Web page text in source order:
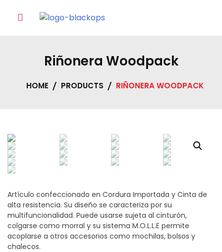
Riñonera Woodpack
HOME PRODUCTS RIÑONERA WOODPACK
Artículo confeccionado en Cordura Importada y Cinta de
alta resistencia. Su diseño se caracteriza por su
multifuncionalidad. Puede usarse sujeta al cinturón,
colgarse como morral y su sistema M.O.L.L.E permite
acoplarse a otros accesorios como mochilas, bolsos y
chalecos.